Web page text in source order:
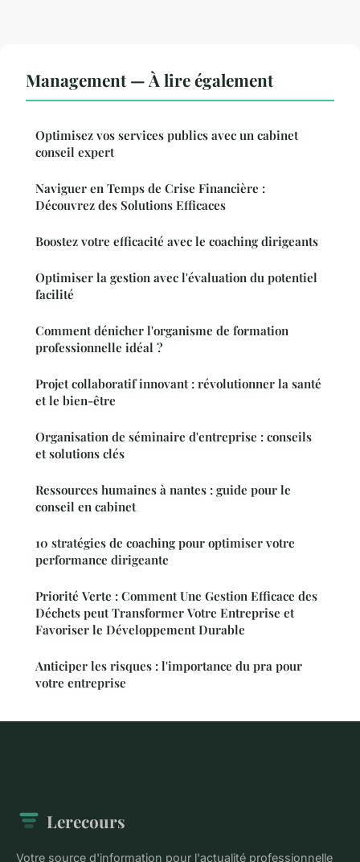
Management — À lire également
Optimisez vos services publics avec un cabinet
conseil expert
Naviguer en Temps de Crise Financière :
Découvrez des Solutions Efficaces
Boostez votre efficacité avec le coaching dirigeants
Optimiser la gestion avec l'évaluation du potentiel
facilité
Comment dénicher l'organisme de formation
professionnelle idéal ?
Projet collaboratif innovant : révolutionner la santé
et le bien-être
Organisation de séminaire d'entreprise : conseils
et solutions clés
Ressources humaines à nantes : guide pour le
conseil en cabinet
10 stratégies de coaching pour optimiser votre
performance dirigeante
Priorité Verte : Comment Une Gestion Efficace des
Déchets peut Transformer Votre Entreprise et
Favoriser le Développement Durable
Anticiper les risques : l'importance du pra pour
votre entreprise
Lerecours
Votre source d'information pour l'actualité professionnelle